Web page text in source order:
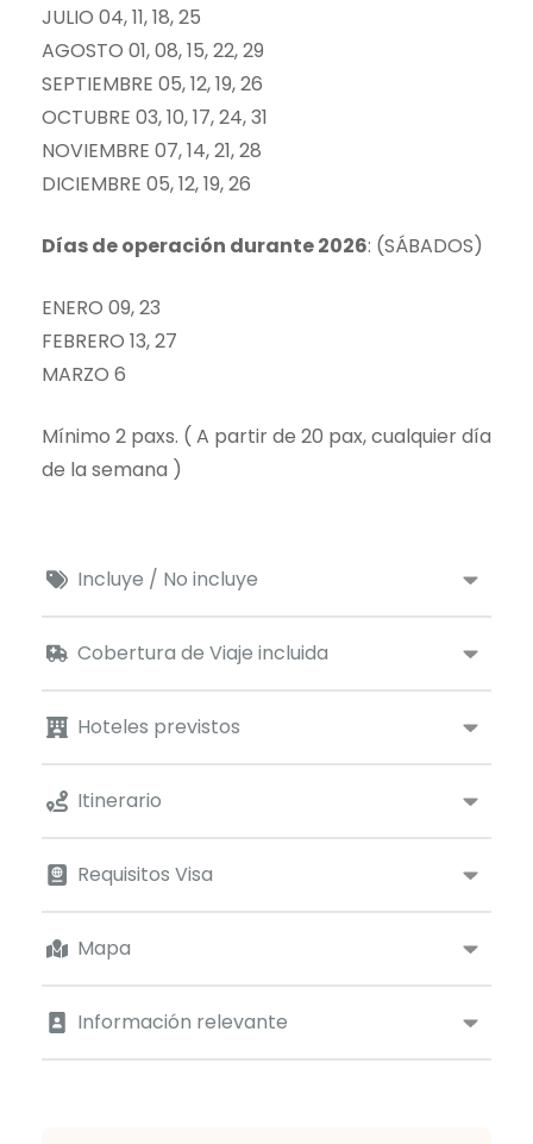
Incluye / No incluye
Cobertura de Viaje incluida
Hoteles previstos
Itinerario
Requisitos Visa
Mapa
Información relevante
JULIO 04, 11, 18, 25
AGOSTO 01, 08, 15, 22, 29
SEPTIEMBRE 05, 12, 19, 26
OCTUBRE 03, 10, 17, 24, 31
NOVIEMBRE 07, 14, 21, 28
DICIEMBRE 05, 12, 19, 26
Días de operación durante 2026: (SÁBADOS)
ENERO 09, 23
FEBRERO 13, 27
MARZO 6
Mínimo 2 paxs. ( A partir de 20 pax, cualquier día
de la semana )